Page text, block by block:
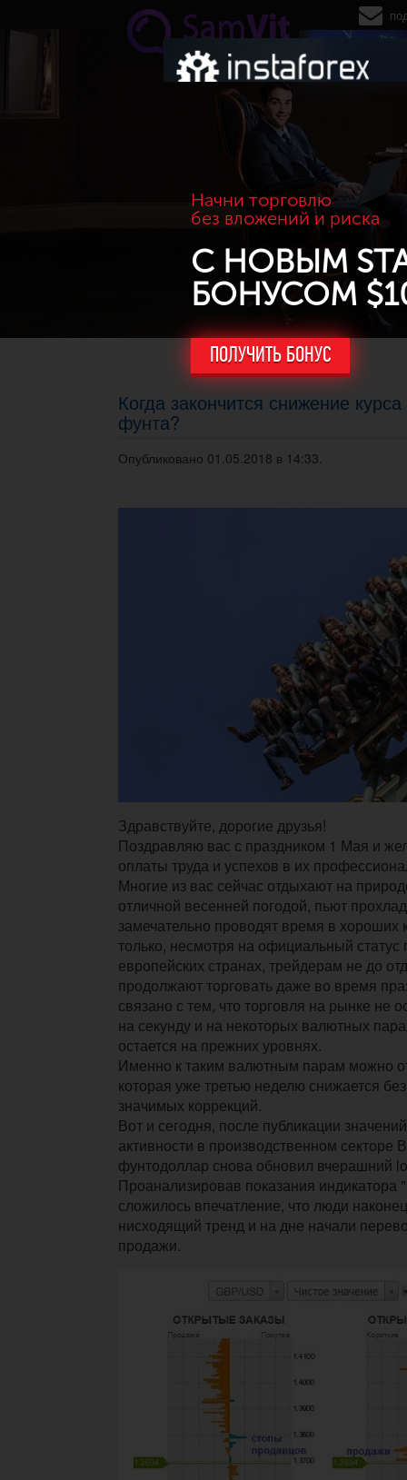
Перейти к основному содержанию
Начни торговлю
без вложений и риска
С НОВЫМ
БОНУСОМ
ПОЛУЧИТЬ БОНУС
Когда закончится снижение курса
фунта?
Опубликовано 01.05.2018 в 14:33.
Здравствуйте, дорогие друзья!
Поздравляю вас с праздником 1 Мая и
оплаты труда и успехов в их
Многие из вас сейчас отдыхают на
отличной весенней погодой, пьют
замечательно проводят время в хороших
только, несмотря на официальный статус
европейских странах, трейдерам не до
продолжают торговать даже во время
связано с тем, что торговля на рынке не
на секунду и на некоторых валютных
остается на прежних уровнях.
Именно к таким валютным парам можно
которая уже третью неделю снижается
значимых коррекций.
Вот и сегодня, после публикации
активности в производственном секторе
фунтодоллар снова обновил вчерашний
Проанализировав показания индикатора
сложилось впечатление, что люди
нисходящий тренд и на дне начали
продажи.